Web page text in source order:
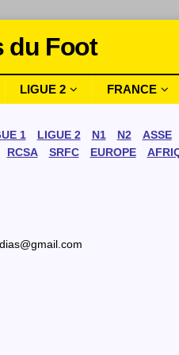
du Foot
LIGUE 2 FRANCE
1 LIGUE 2 N1 N2 ASSE
RCSA SRFC EUROPE